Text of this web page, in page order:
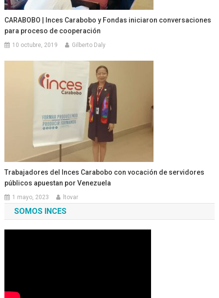
CARABOBO | Inces Carabobo y Fondas iniciaron conversaciones
para proceso de cooperación
10 octubre, 2019 Gilberto Daly
Trabajadores del Inces Carabobo con vocación de servidores
públicos apuestan por Venezuela
1 mayo, 2023 ltovar
SOMOS INCES